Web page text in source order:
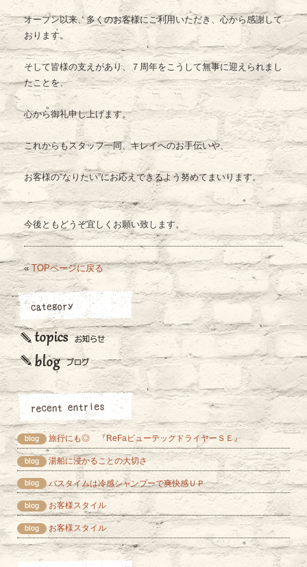
オープン以来、多くのお客様にご利用いただき、心から感謝して
おります。
そして皆様の支えがあり、７周年をこうして無事に迎えられまし
たことを、
心から御礼申し上げます。
これからもスタッフ一同、キレイへのお手伝いや、
お客様の“なりたい”にお応えできるよう努めてまいります。
今後ともどうぞ宜しくお願い致します。
«TOPページに戻る
旅行にも◎ 『ReFaビューテックドライヤーＳＥ』
湯船に浸かることの大切さ
バスタイムは冷感シャンプーで爽快感ＵＰ
お客様スタイル
お客様スタイル